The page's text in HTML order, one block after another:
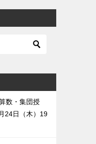
数・集団授
24日（木）19